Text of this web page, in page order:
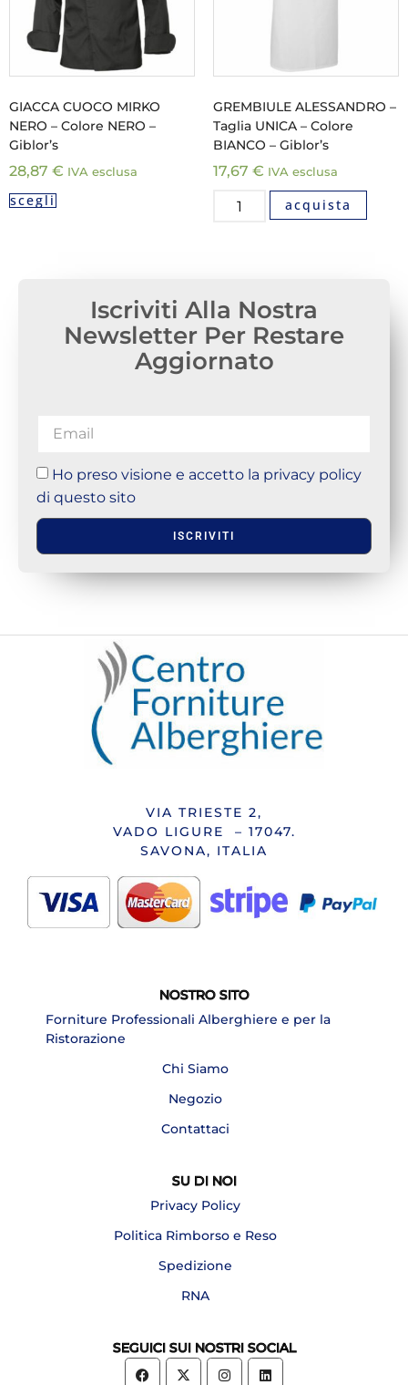
GIACCA CUOCO MIRKO
NERO – Colore NERO –
Giblor’s
28,87 € IVA esclusa
scegli
GREMBIULE ALESSANDRO –
Taglia UNICA – Colore
BIANCO – Giblor’s
17,67 € IVA esclusa
acquista
Iscriviti Alla Nostra
Newsletter Per Restare
Aggiornato
Ho preso visione e accetto la privacy policy
di questo sito
ISCRIVITI
VIA TRIESTE 2,
VADO LIGURE – 17047.
SAVONA, ITALIA
NOSTRO SITO
Forniture Professionali Alberghiere e per la
Ristorazione
Chi Siamo
Negozio
Contattaci
SU DI NOI
Privacy Policy
Politica Rimborso e Reso
Spedizione
RNA
SEGUICI SUI NOSTRI SOCIAL